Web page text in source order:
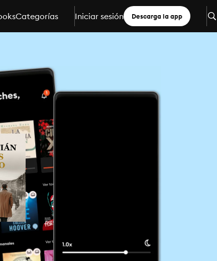
Categorías Iniciar sesión Descarga la app